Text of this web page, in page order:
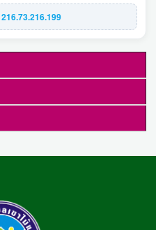
216.73.216.199